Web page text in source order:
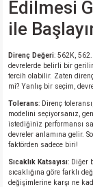
Edilmesi
ile
Direnç Değeri: 562K,
devrelerde belirli bir
tercih olabilir. Zaten
mi? Yanlış bir seçim,
Tolerans: Direnç
modelini seçiyorsanız,
istediğiniz performansı
devreler anlamına gelir.
faktörden sadece biri!
Sıcaklık Katsayısı: Diğer
sıcaklığına göre farklı
değişimlerine karşı ne